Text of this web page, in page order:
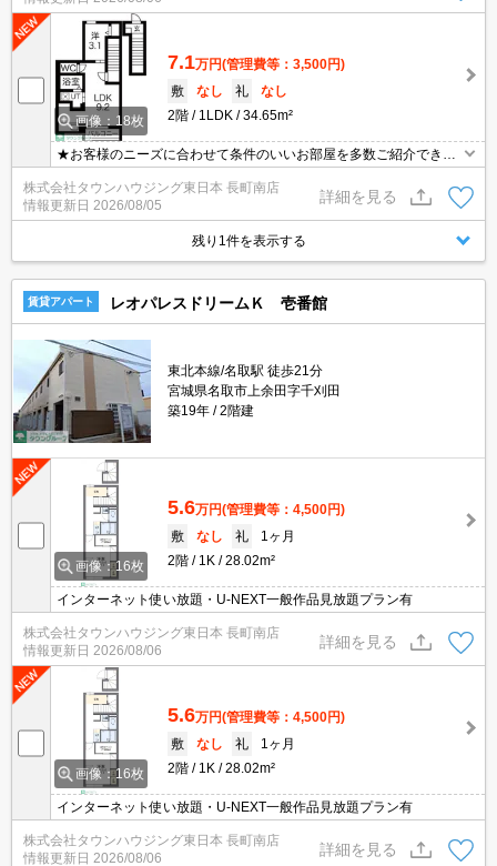
画像：18枚
7.1万円(管理費等：3,500円)
敷
なし 礼
なし
2階
1LDK 34.65m²
★お客様のニーズに合わせて条件のいいお部屋を多数ご紹介できま
す★賃貸物件のお部屋探しはタウンハウジングへ
株式会社タウンハウジング東日本 長町南店
情報更新日 2026/08/05
詳細を見る
残り1件を表示する
賃貸アパート レオパレスドリームＫ 壱番館
東北本線/名取駅 徒歩21分
宮城県名取市上余田字千刈田
築19年
2階建
画像：16枚
5.6万円(管理費等：4,500円)
敷
なし 礼
1ヶ月
2階
1K 28.02m²
インターネット使い放題・U-NEXT一般作品見放題プラン有
株式会社タウンハウジング東日本 長町南店
情報更新日 2026/08/06
詳細を見る
画像：16枚
5.6万円(管理費等：4,500円)
敷
なし 礼
1ヶ月
2階
1K 28.02m²
インターネット使い放題・U-NEXT一般作品見放題プラン有
株式会社タウンハウジング東日本 長町南店
情報更新日 2026/08/06
詳細を見る